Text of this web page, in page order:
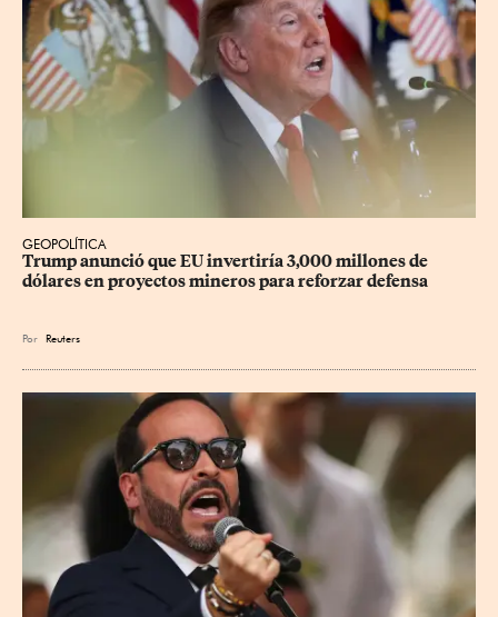
GEOPOLÍTICA
Trump anunció que EU invertiría 3,000 millones de
dólares en proyectos mineros para reforzar defensa
Por Reuters